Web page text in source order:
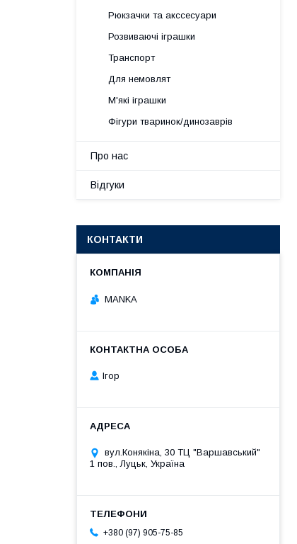
Рюкзачки та акссесуари
Розвиваючі іграшки
Транспорт
Для немовлят
М'які іграшки
Фігури тваринок/динозаврів
Про нас
Відгуки
КОНТАКТИ
MANKA
Ігор
вул.Конякіна, 30 ТЦ "Варшавський"
1 пов., Луцьк, Україна
+380 (97) 905-75-85